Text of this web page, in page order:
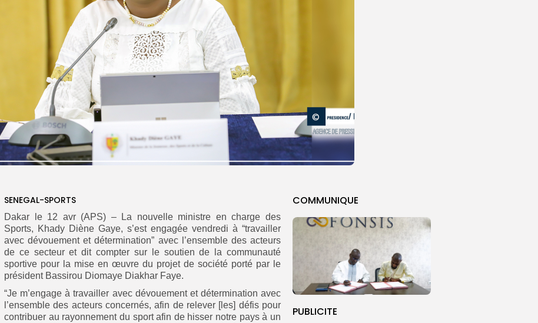
COMMUNIQUE
PUBLICITE
SENEGAL-SPORTS
Dakar le 12 avr (APS) – La nouvelle ministre en charge des
Sports, Khady Diène Gaye, s’est engagée vendredi à “travailler
avec dévouement et détermination” avec l’ensemble des acteurs
de ce secteur et dit compter sur le soutien de la communauté
sportive pour la mise en œuvre du projet de société porté par le
président Bassirou Diomaye Diakhar Faye.
“Je m’engage à travailler avec dévouement et détermination avec
l’ensemble des acteurs concernés, afin de relever [les] défis pour
contribuer au rayonnement du sport afin de hisser notre pays à un